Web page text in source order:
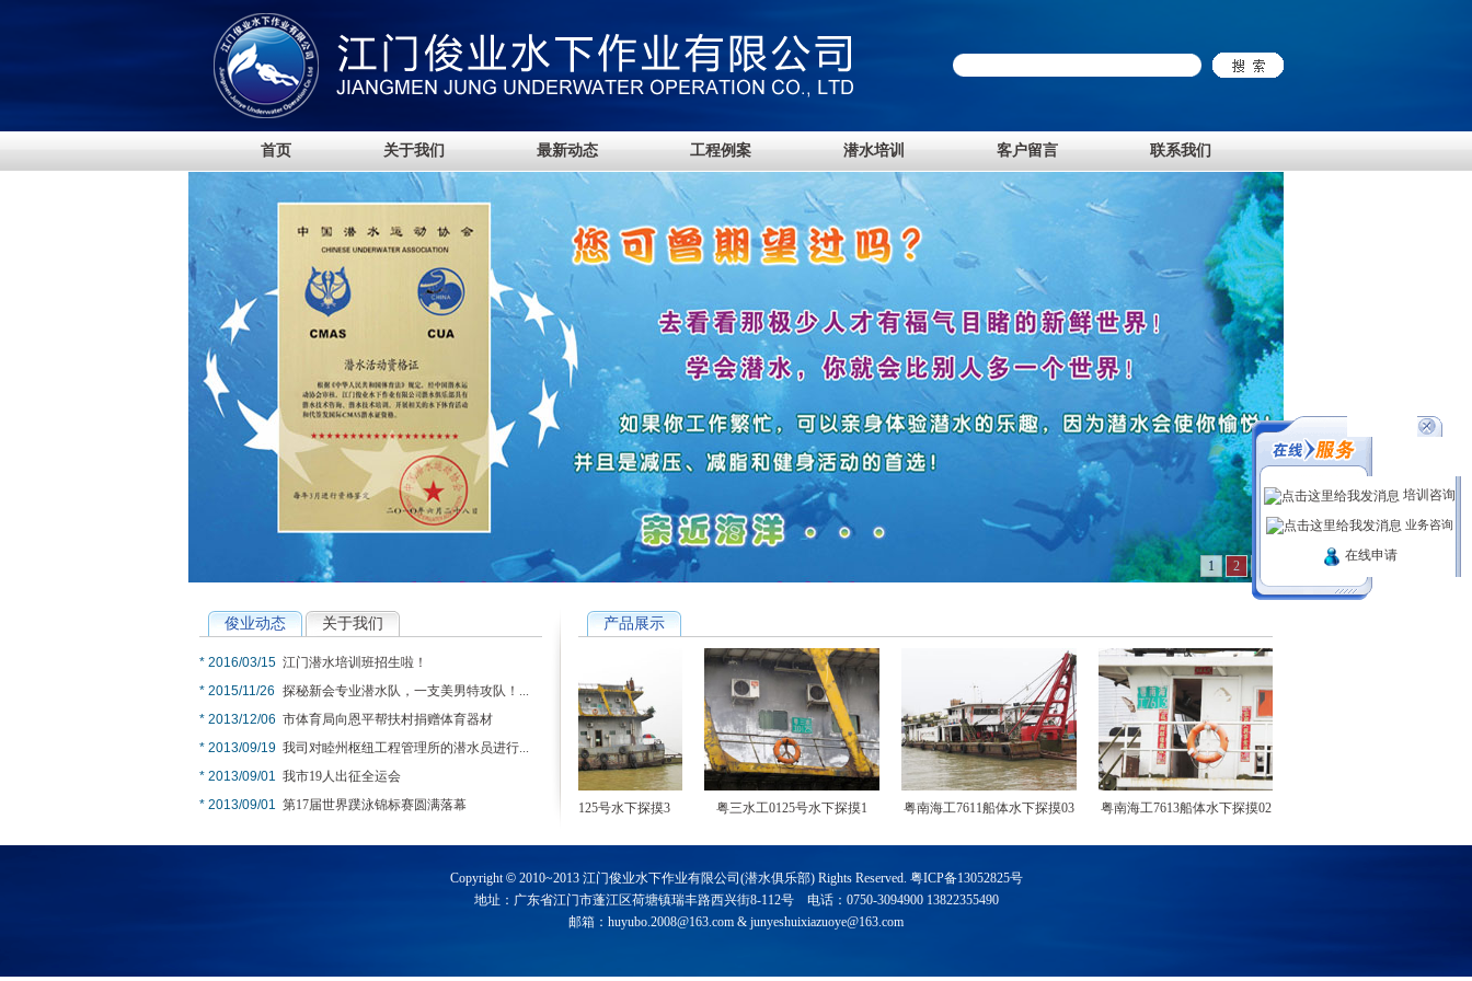
首页 关于我们 最新动态 工程例案 潜水培训 客户留言 联系我们
1 2
俊业动态 关于我们
* 2016/03/15 江门潜水培训班招生啦！
* 2015/11/26 探秘新会专业潜水队，一支美男特攻队！...
* 2013/12/06 市体育局向恩平帮扶村捐赠体育器材
* 2013/09/19 我司对睦州枢纽工程管理所的潜水员进行...
* 2013/09/01 我市19人出征全运会
* 2013/09/01 第17届世界蹼泳锦标赛圆满落幕
产品展示
粤三水工0125号水下探摸4 粤三水工0125号水下探摸3 粤三水工0125号水下探摸1 粤南海工7611船体水下探摸03 粤南海工7613船体水下探摸02
Copyright©2010~2013 江门俊业水下作业有限公司(潜水俱乐部) Rights Reserved. 粤ICP备13052825号
地址：广东省江门市蓬江区荷塘镇瑞丰路西兴街8-112号 电话：0750-3094900 13822355490
邮箱： huyubo.2008@163.com & junyeshuixiazuoye@163.com
培训咨询
业务咨询
在线申请